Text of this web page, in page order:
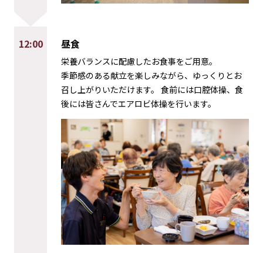
12:00 昼食
栄養バランスに配慮したお食事をご用意。
季節感のある献立を楽しみながら、ゆっくりとお
召し上がりいただけます。 食前には口腔体操、食
後には皆さんでエアロビ体操を行います。